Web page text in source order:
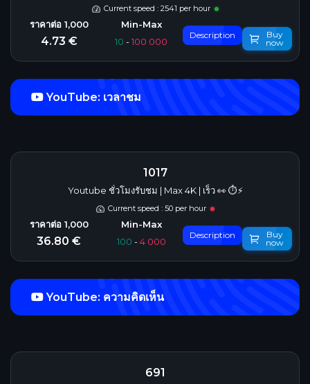
Current speed : 2541 per hour
4.73 € 10 -100 000
Description
Buy
now
YouTube: เวลาชม
1017
Youtube ชั่วโมงรับชม | Max 4K | เร็ว 👀 ⏱️⚡️
Current speed : 50 per hour
36.80 € 100 -4 000
Description
Buy
now
YouTube: ความคิดเห็น
691